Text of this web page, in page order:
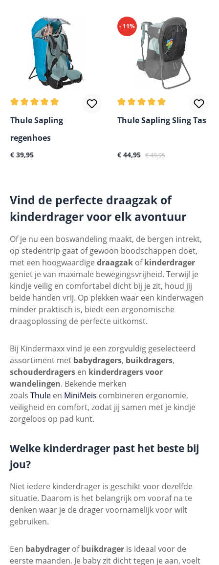
Gemiddelde waardering van 5 van 5 sterren
Thule Sapling
regenhoes
Normale prijs:
€ 39,95
- 11%
Gemiddelde waardering
Thule Sapling Sling Tas
Verkoopprijs:
€ 44,95 Normale prijs:
€ 49,95
Vind de perfecte draagzak of
kinderdrager voor elk avontuur
Of je nu een boswandeling maakt, de bergen intrekt,
op stedentrip gaat of gewoon boodschappen doet,
met een hoogwaardige draagzak ofkinderdrager
geniet je van maximale bewegingsvrijheid. Terwijl je
kindje veilig en comfortabel dicht bij je zit, houd jij
beide handen vrij. Op plekken waar een kinderwagen
minder praktisch is, biedt een ergonomische
draagoplossing de perfecte uitkomst.
Bij Kindermaxx vind je een zorgvuldig geselecteerd
assortiment met babydragers, buikdragers,
schouderdragers en kinderdragers voor
wandelingen. Bekende merken
zoals Thule en MiniMeis combineren ergonomie,
veiligheid en comfort, zodat jij samen met je kindje
zorgeloos op pad kunt.
Welke kinderdrager past het beste bij
jou?
Niet iedere kinderdrager is geschikt voor dezelfde
situatie. Daarom is het belangrijk om vooraf na te
denken waar je de drager voornamelijk voor wilt
gebruiken.
Een babydrager ofbuikdrager is ideaal voor de
eerste maanden. Je baby zit dicht tegen je aan, voelt